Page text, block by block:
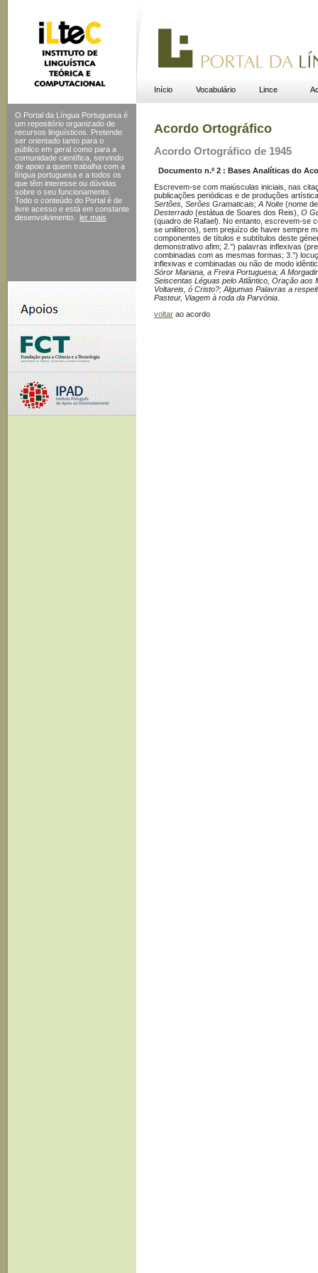
Início Vocabulário Lince
O Portal da Língua Portuguesa é
um repositório organizado de
recursos linguísticos. Pretende
ser orientado tanto para o
público em geral como para a
comunidade científica, servindo
de apoio a quem trabalha com a
língua portuguesa e a todos os
que têm interesse ou dúvidas
sobre o seu funcionamento.
Todo o conteúdo do Portal é de
livre acesso e está em constante
desenvolvimento.
ler mais
Acordo Ortográfico
Acordo Ortográfico de 1945
Documento n.º 2 : Bases Analíticas do
Escrevem-se com maiúsculas iniciais, nas
publicações periódicas e de produções
Sertões, Serões Gramaticais; A Noite (nome
Desterrado (estátua de Soares dos Reis), O
(quadro de Rafael). No entanto, escrevem-se
se unilíteros), sem prejuízo de haver sempre
componentes de títulos e subtítulos deste
demonstrativo afim; 2.°) palavras inflexivas
combinadas com as mesmas formas; 3.°)
inflexivas e combinadas ou não de modo
Sóror Mariana, a Freira Portuguesa; A
Seiscentas Léguas pelo Atlântico, Oração
Voltareis, ó Cristo?; Algumas Palavras a
Pasteur, Viagem à roda da Parvónia
voltar ao acordo